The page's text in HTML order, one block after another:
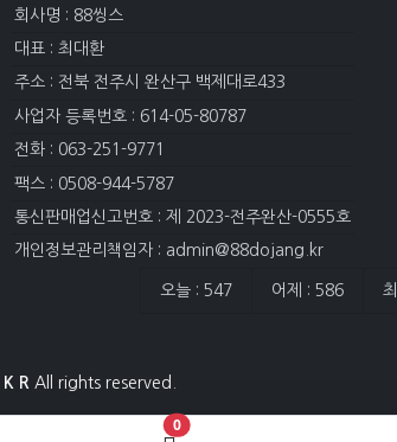
회사명 : 88씽스
대표 : 최대환
주소 : 전북 전주시 완산구 백제대로433
사업자 등록번호 : 614-05-80787
전화 : 063-251-9771
팩스 : 0508-944-5787
통신판매업신고번호 : 제 2023-전주완산-0555호
개인정보관리책임자 : admin@88dojang.kr
오늘 : 547 어제 : 586
R All rights reserved.
0장바구니 담은 개수